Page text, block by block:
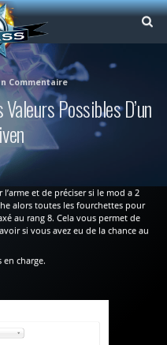
Commentaire
Possibles D’un
et de préciser si le mod a 2
alors toutes les fourchettes pour
au rang 8. Cela vous permet de
si vous avez eu de la chance au
en charge.